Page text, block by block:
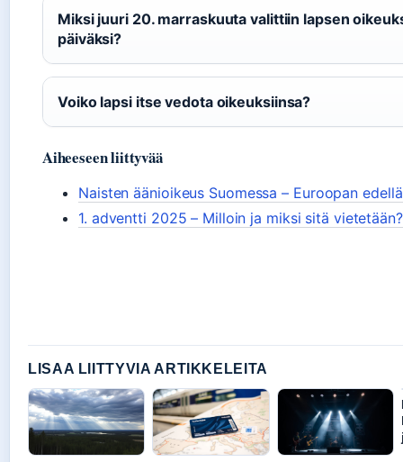
Miksi juuri 20. marraskuuta valittiin lapsen
päiväksi?
Voiko lapsi itse vedota oikeuksiinsa?
Aiheeseen liittyvää
Naisten äänioikeus Suomessa – Euroopan
1. adventti 2025 – Milloin ja miksi sitä vietetään?
LISAA LIITTYVIA ARTIKKELEITA